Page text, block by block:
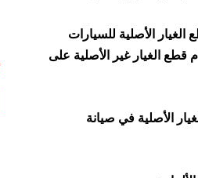
الأصلية للسيارات
قطع الغيار غير الأصلية على
الأصلية في صيانة